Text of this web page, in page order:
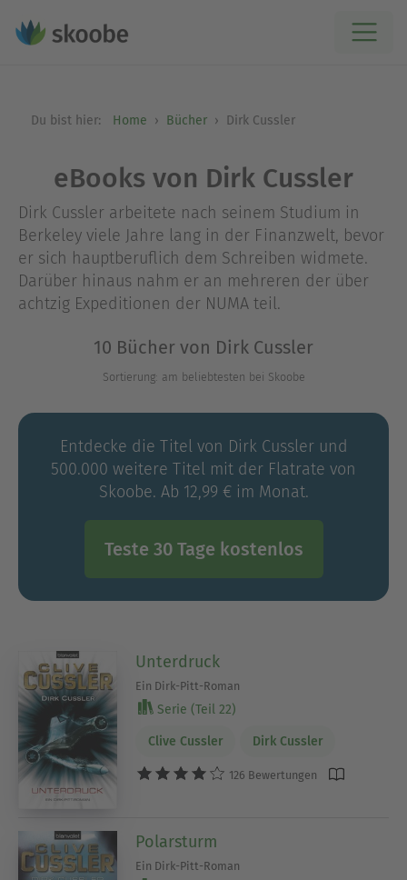
Du bist hier: Home Bücher Dirk Cussler
eBooks von Dirk Cussler
Dirk Cussler arbeitete nach seinem Studium in
Berkeley viele Jahre lang in der Finanzwelt, bevor
er sich hauptberuflich dem Schreiben widmete.
Darüber hinaus nahm er an mehreren der über
achtzig Expeditionen der NUMA teil.
10 Bücher von Dirk Cussler
Sortierung: am beliebtesten bei Skoobe
Entdecke die Titel von Dirk Cussler und
500.000 weitere Titel mit der Flatrate von
Skoobe. Ab 12,99 € im Monat.
Teste 30 Tage kostenlos
Unterdruck
Ein Dirk-Pitt-Roman
Serie (Teil 22)
Clive Cussler Dirk Cussler
126 Bewertungen
Polarsturm
Ein Dirk-Pitt-Roman